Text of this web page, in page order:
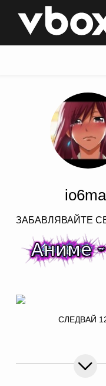
👾
ЗАБАВЛЯВАЙТЕ
заповядайте в
СЛЕДВАЙ